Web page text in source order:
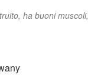
ha buoni muscoli,